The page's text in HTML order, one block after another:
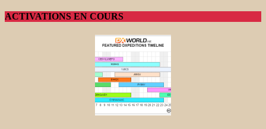
ACTIVATIONS EN COURS